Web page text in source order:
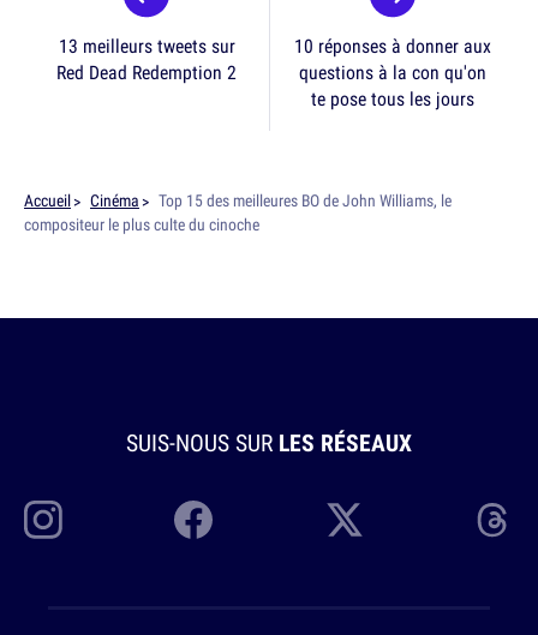
13 meilleurs tweets sur
Red Dead Redemption 2
10 réponses à donner aux
questions à la con qu'on
te pose tous les jours
Accueil Cinéma
Top 15 des meilleures BO de John Williams, le
compositeur le plus culte du cinoche
SUIS-NOUS SUR LES RÉSEAUX